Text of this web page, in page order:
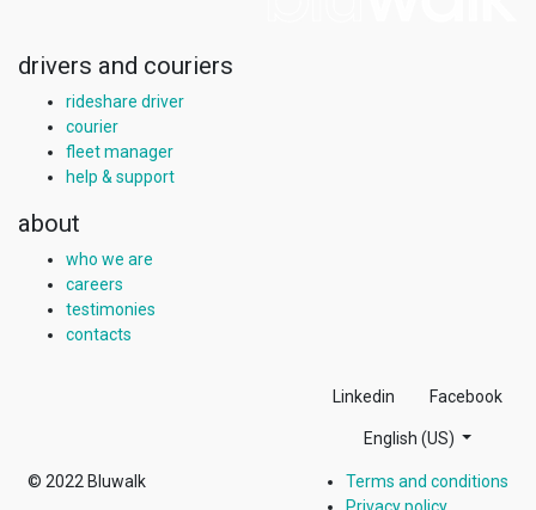
drivers and couriers
rideshare driver
courier
fleet manager
help & support
about
who we are
careers
testimonies
contacts
Linkedin Facebook
English (US)
© 2022 Bluwalk
Terms and conditions